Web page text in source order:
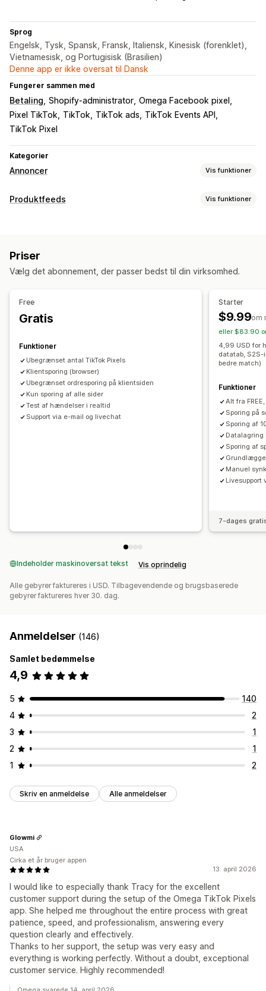
Sprog
Engelsk, Tysk, Spansk, Fransk, Italiensk, Kinesisk (forenklet),
Vietnamesisk, og Portugisisk (Brasilien)
Denne app er ikke oversat til Dansk
Fungerer sammen med
Betaling Shopify-administrator Omega Facebook pixel
Pixel TikTok TikTok TikTok ads
TikTok Events API
TikTok Pixel
Kategorier
Annoncer Vis funktioner
Målretning
Kampagneadministration
Sociale medier
Videoannoncer Pixeladministration
Sporing af ydeevne
Engagementsparametre
Konverteringssporing
Antal visninger
Produktfeeds Vis funktioner
Lokal lagerbeholdning
Multivaluta Synkronisering af varianter
Validering af fejl
Overvågning af resultater
Priser
Vælg det abonnement, der passer bedst til din virksomhed.
Free
Gratis
Funktioner
Ubegrænset antal TikTok Pixels
Klientsporing (browser)
Ubegrænset ordresporing på klientsiden
Kun sporing af alle sider
Test af hændelser i realtid
Support via e-mail og livechat
Starter
$9.99om
eller $83.90
4,99 USD for
datatab,
bedre match)
Funktioner
Alt fra
Sporing på
Sporing af
Sporing af
Manuel
Livesupport
7-dages
Indeholder maskinoversat tekst Vis oprindelig
Alle gebyrer faktureres i USD. Tilbagevendende og brugsbaserede
gebyrer faktureres hver 30. dag.
Anmeldelser (146)
Samlet bedømmelse
4,9
5
140
4
2
3
1
2
1
1
2
Skriv en anmeldelse Alle anmeldelser
13. april 2026
I would like to especially thank Tracy for the excellent
customer support during the setup of the Omega TikTok Pixels
app. She helped me throughout the entire process with great
patience, speed, and professionalism, answering every
question clearly and effectively.
Thanks to her support, the setup was very easy and
everything is working perfectly. Without a doubt, exceptional
customer service. Highly recommended!
Glowmi
USA
Cirka et år bruger appen